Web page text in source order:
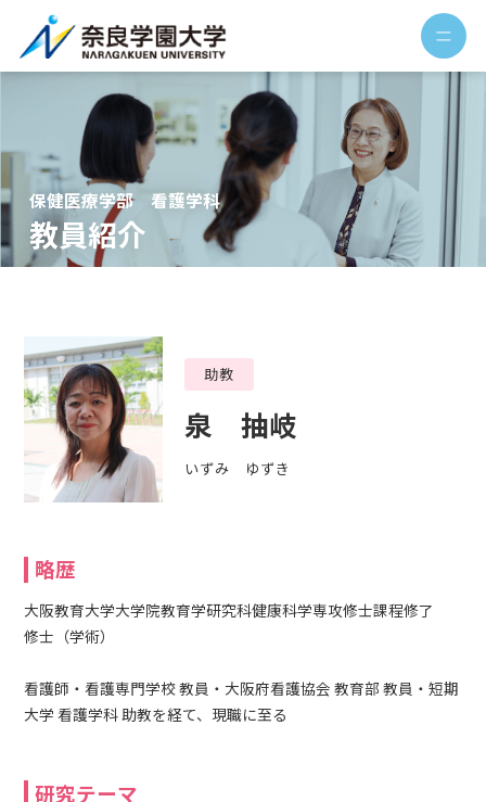
保健医療学部 看護学科
教員紹介
助教
泉 抽岐
いずみ ゆずき
略歴
大阪教育大学大学院教育学研究科健康科学専攻修士課程修了
修士（学術）
看護師・看護専門学校 教員・大阪府看護協会 教育部 教員・短期
大学 看護学科 助教を経て、現職に至る
研究テーマ